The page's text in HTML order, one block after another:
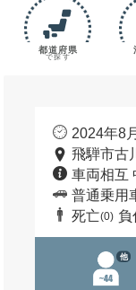
都道府県
で探す
2024年8
飛騨市古
車両相互
普通乗用
死亡(0) 負
他